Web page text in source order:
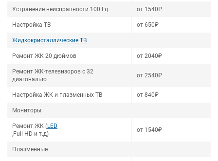
Устранение неисправности 100 Гц от 1540₽
Настройка ТВ от 650₽
Жидкокристаллические ТВ
Ремонт ЖК 20 дюймов от 2040₽
Ремонт ЖК-телевизоров с 32
диагональю
от 2540₽
Настройка ЖК и плазменных ТВ от 840₽
Мониторы
Ремонт ЖК (LED
,Full HD и т.д)
от 1540₽
Плазменные